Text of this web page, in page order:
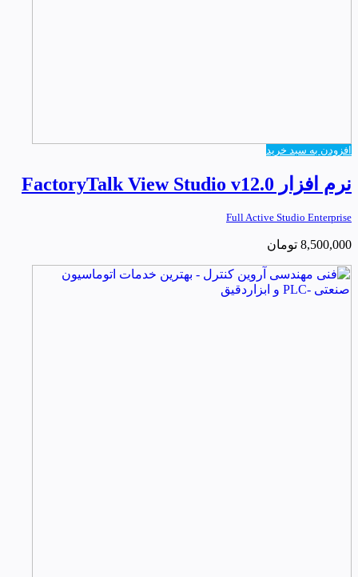
افزودن به سبد خرید
نرم افزار FactoryTalk View Studio v12.0
Full Active Studio Enterprise
8,500,000 تومان